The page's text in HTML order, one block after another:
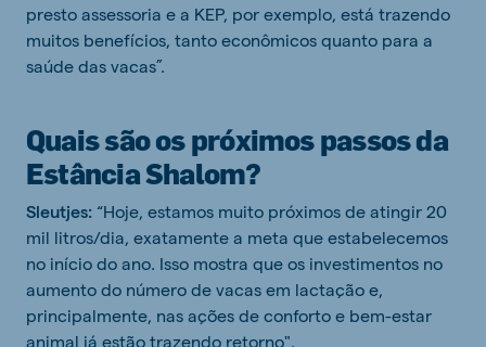
presto assessoria e a KEP, por exemplo, está trazendo
muitos benefícios, tanto econômicos quanto para a
saúde das vacas”.
Quais são os próximos passos da
Estância Shalom?
Sleutjes: “Hoje, estamos muito próximos de atingir 20
mil litros/dia, exatamente a meta que estabelecemos
no início do ano. Isso mostra que os investimentos no
aumento do número de vacas em lactação e,
principalmente, nas ações de conforto e bem-estar
animal já estão trazendo retorno".